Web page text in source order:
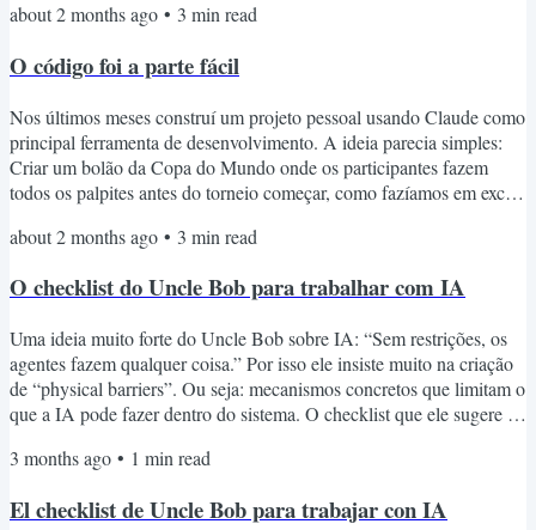
más rápido de lo que imaginaba. Pero lo más interesante fueron los
obligatorios. En un momento decidí...
about 2 months ago • 3 min read
O código foi a parte fácil
Nos últimos meses construí um projeto pessoal usando Claude como
principal ferramenta de desenvolvimento. A ideia parecia simples:
Criar um bolão da Copa do Mundo onde os participantes fazem
todos os palpites antes do torneio começar, como fazíamos em excel
do que eu imaginava. Mas o mais interessante foram os
obrigatórios. Em um momento eu decidi que iria ler todos os...
about 2 months ago • 3 min read
O checklist do Uncle Bob para trabalhar com IA
Uma ideia muito forte do Uncle Bob sobre IA: “Sem restrições, os
agentes fazem qualquer coisa.” Por isso ele insiste muito na criação
de “physical barriers”. Ou seja: mecanismos concretos que limitam o
que a IA pode fazer dentro do sistema. O checklist que ele sugere é
usam os testes para entender o comportamento esperado do sistema)
humanos funcionando como...
3 months ago • 1 min read
El checklist de Uncle Bob para trabajar con IA